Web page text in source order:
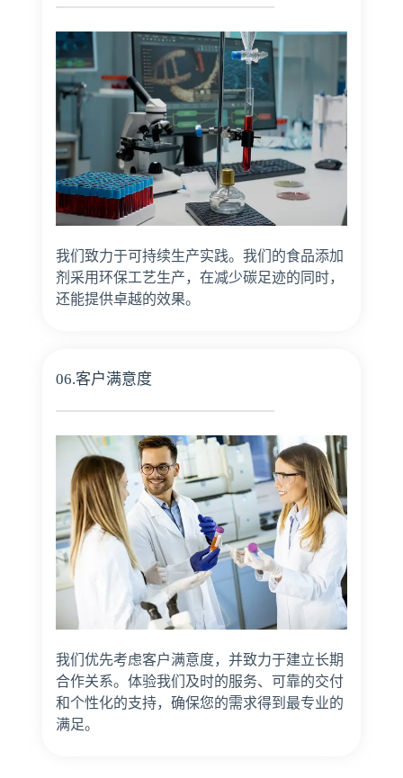
我们致力于可持续生产实践。我们的食品添加
剂采用环保工艺生产，在减少碳足迹的同时，
还能提供卓越的效果。
06.客户满意度
我们优先考虑客户满意度，并致力于建立长期
合作关系。体验我们及时的服务、可靠的交付
和个性化的支持，确保您的需求得到最专业的
满足。